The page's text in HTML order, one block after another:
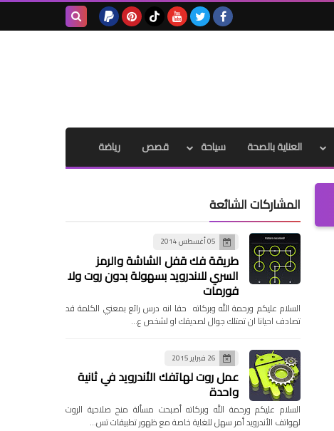
العناية بالصحة سياحة قصص رياضة
المشاركات الشائعة
05 أغسطس 2014
طريقة فك قفل الشاشة والرمز
السري للاندرويد بسهولة بدون روت ولا
فورمات
السلام عليكم ورحمة الله وبركاته حقا انه درس رائع بمعني الكلمة قد
تصادف احيانا ان تمتلك جوال لصديقك او لشخص ع…
26 فبراير 2015
عمل روت لهاتفك الأندرويد في ثانية
واحدة
السلام عليكم ورحمة الله وبركاته أصبحت مسألة منح صلاحية الروت
لهواتف الأندرويد أمر سهل للغاية خاصة مع ظهور تطبيقات تس…